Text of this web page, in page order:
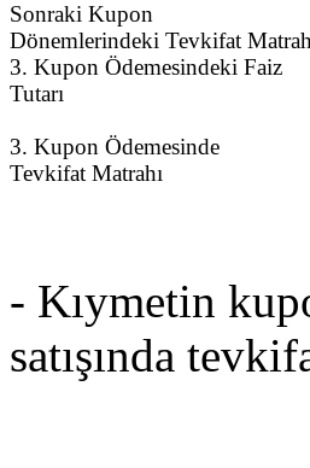
Sonraki Kupon
Dönemlerindeki Tevkifat
3. Kupon Ödemesindeki Faiz
Tutarı
3. Kupon Ödemesinde
Tevkifat Matrahı
- Kıymetin
satışında